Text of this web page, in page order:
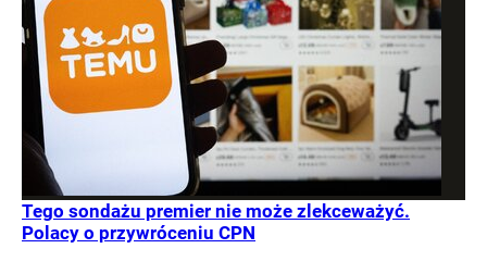
Tego sondażu premier nie może zlekceważyć.
Polacy o przywróceniu CPN